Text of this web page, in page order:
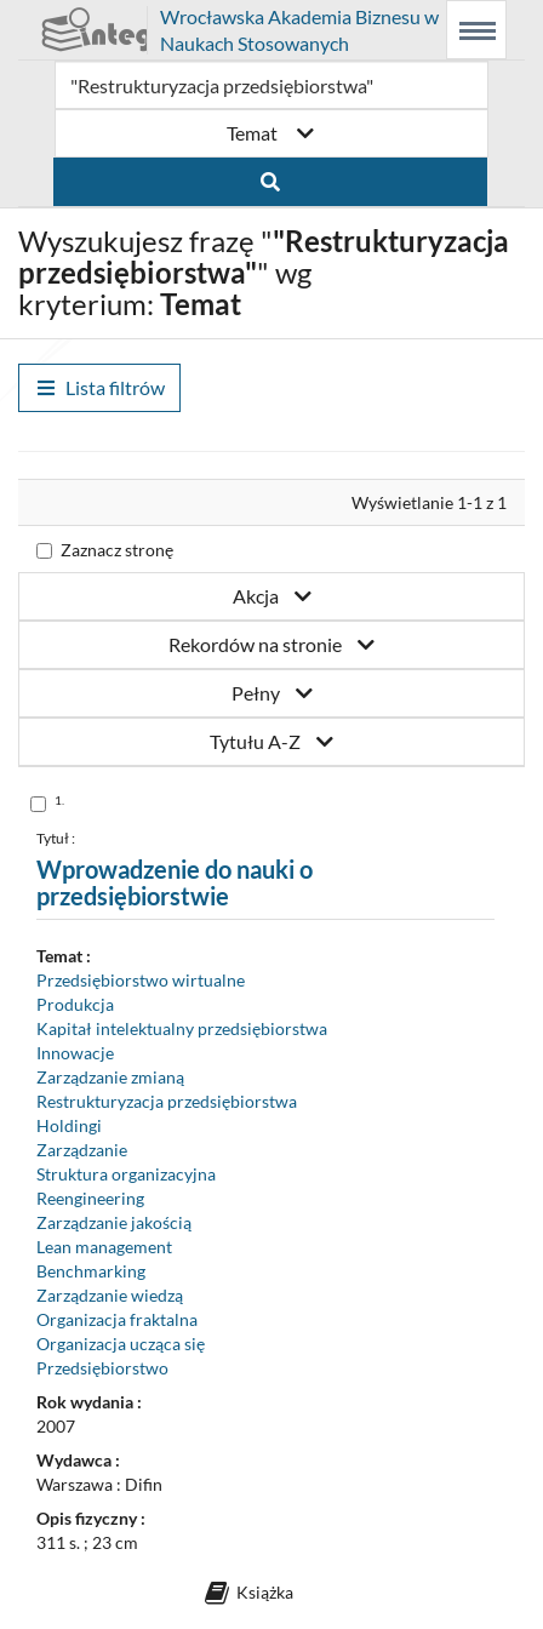
Menu
główne
Wyszukiwarka
Treść
główna
Prolib
Integro
-
główna
Wrocławska Akademia Biznesu w
Naukach Stosowanych
Menu
Temat
Wyszukujesz frazę ""Restrukturyzacja
przedsiębiorstwa"" wg
kryterium: Temat
Lista filtrów
Wyświetlanie 1-1 z 1
Zaznacz stronę
Akcja
Rekordów na stronie
Pełny
Tytułu A-Z
Skocz
do
nr
1
1.
Tytuł :
Wprowadzenie do nauki o
przedsiębiorstwie
Temat :
Przedsiębiorstwo wirtualne
Produkcja
Kapitał intelektualny przedsiębiorstwa
Innowacje
Zarządzanie zmianą
Restrukturyzacja przedsiębiorstwa
Holdingi
Zarządzanie
Struktura organizacyjna
Reengineering
Zarządzanie jakością
Lean management
Benchmarking
Zarządzanie wiedzą
Organizacja fraktalna
Organizacja ucząca się
Przedsiębiorstwo
Rok wydania :
2007
Wydawca :
Warszawa : Difin
Opis fizyczny :
311 s. ; 23 cm
Książka